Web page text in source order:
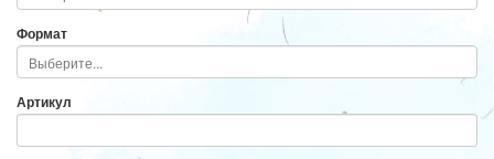
Формат
Артикул